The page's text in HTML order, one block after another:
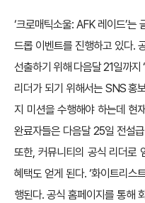
‘크로매틱소울: AFK 레이드’
드롭 이벤트를 진행하고 있다.
선출하기 위해 다음달 21일까지
리더가 되기 위해서는 SNS 홍
지 미션을 수행해야 하는데 현
완료자들은 다음달 25일 전설
또한, 커뮤니티의 공식 리더로
혜택도 얻게 된다. ‘화이트리스
행된다. 공식 홈페이지를 통해